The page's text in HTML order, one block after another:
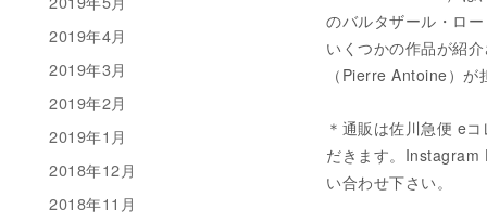
のバルタザール・ロ
いくつかの作品が紹
（Pierre Antoine）が
＊通販は佐川急便 e
だきます。
い合わせ下さい。
2019年4月
2019年3月
2019年2月
2019年1月
2018年12月
2018年11月